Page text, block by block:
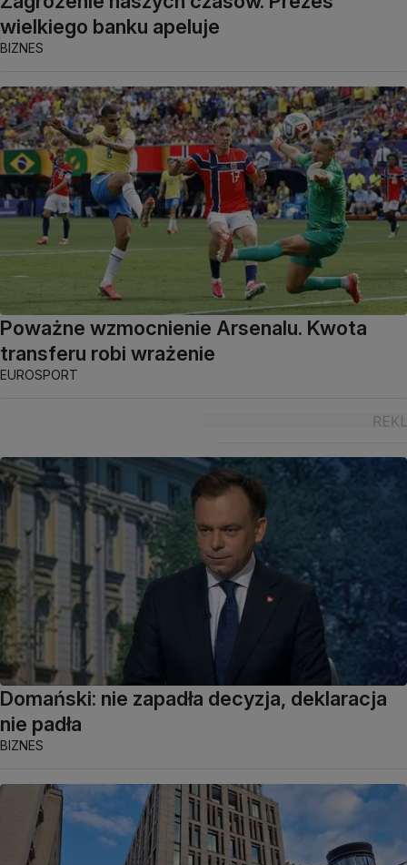
wielkiego banku apeluje
BIZNES
Poważne wzmocnienie Arsenalu. Kwota
transferu robi wrażenie
EUROSPORT
Domański: nie zapadła decyzja, deklaracja
nie padła
BIZNES